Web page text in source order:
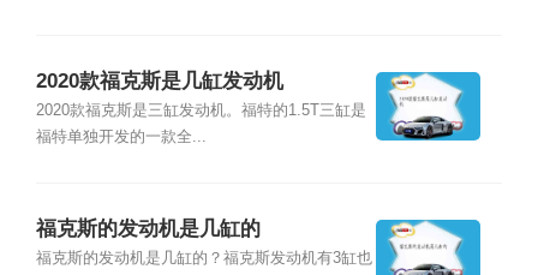
2020款福克斯是几缸发动机
2020款福克斯是三缸发动机。福特的1.5T三缸是
福特单独开发的一款全...
福克斯的发动机是几缸的
福克斯的发动机是几缸的？福克斯发动机有3缸也